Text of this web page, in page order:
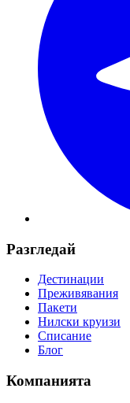
Разгледай
Дестинации
Преживявания
Пакети
Нилски круизи
Списание
Блог
Компанията